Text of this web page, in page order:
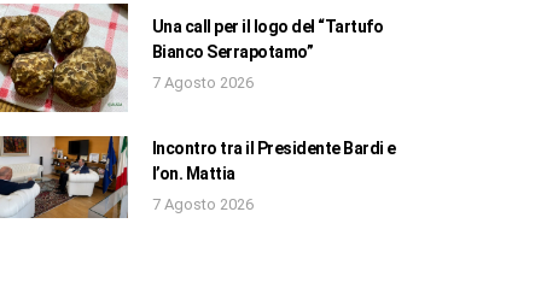
Una call per il logo del “Tartufo
Bianco Serrapotamo”
7 Agosto 2026
Incontro tra il Presidente Bardi e
l’on. Mattia
7 Agosto 2026